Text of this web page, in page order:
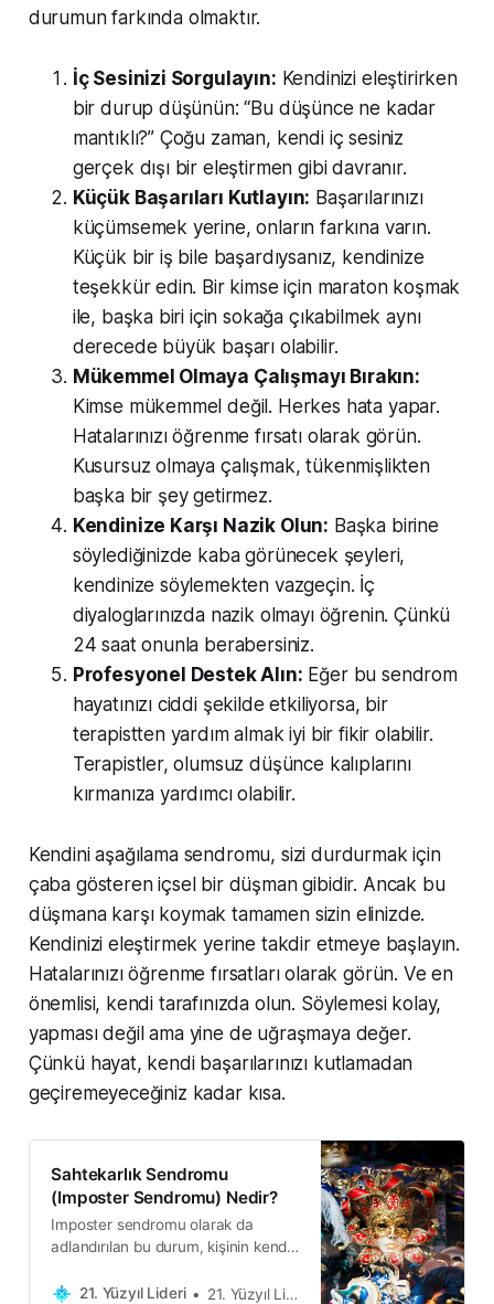
durumun farkında olmaktır.
İç Sesinizi Sorgulayın: Kendinizi eleştirirken
bir durup düşünün: “Bu düşünce ne kadar
mantıklı?” Çoğu zaman, kendi iç sesiniz
gerçek dışı bir eleştirmen gibi davranır.
Küçük Başarıları Kutlayın: Başarılarınızı
küçümsemek yerine, onların farkına varın.
Küçük bir iş bile başardıysanız, kendinize
teşekkür edin. Bir kimse için maraton koşmak
ile, başka biri için sokağa çıkabilmek aynı
derecede büyük başarı olabilir.
Mükemmel Olmaya Çalışmayı Bırakın:
Kimse mükemmel değil. Herkes hata yapar.
Hatalarınızı öğrenme fırsatı olarak görün.
Kusursuz olmaya çalışmak, tükenmişlikten
başka bir şey getirmez.
Kendinize Karşı Nazik Olun: Başka birine
söylediğinizde kaba görünecek şeyleri,
kendinize söylemekten vazgeçin. İç
diyaloglarınızda nazik olmayı öğrenin. Çünkü
24 saat onunla berabersiniz.
Profesyonel Destek Alın: Eğer bu sendrom
hayatınızı ciddi şekilde etkiliyorsa, bir
terapistten yardım almak iyi bir fikir olabilir.
Terapistler, olumsuz düşünce kalıplarını
kırmanıza yardımcı olabilir.
Kendini aşağılama sendromu, sizi durdurmak için
çaba gösteren içsel bir düşman gibidir. Ancak bu
düşmana karşı koymak tamamen sizin elinizde.
Kendinizi eleştirmek yerine takdir etmeye başlayın.
Hatalarınızı öğrenme fırsatları olarak görün. Ve en
önemlisi, kendi tarafınızda olun. Söylemesi kolay,
yapması değil ama yine de uğraşmaya değer.
Çünkü hayat, kendi başarılarınızı kutlamadan
geçiremeyeceğiniz kadar kısa.
Sahtekarlık Sendromu
(Imposter Sendromu) Nedir?
Imposter sendromu olarak da
adlandırılan bu durum, kişinin kendi
kendine mal edememesi durumunu
21. Yüzyıl Lideri 21. Yüzyıl Lideri